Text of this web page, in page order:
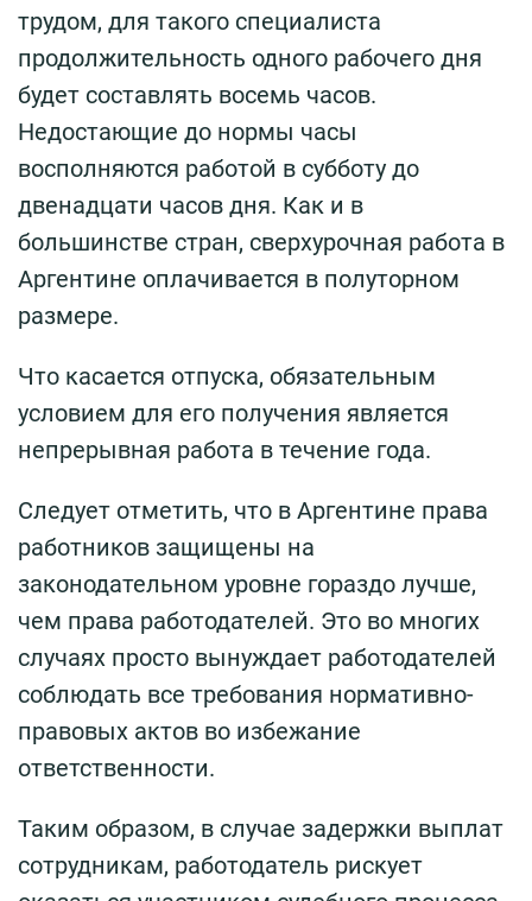
трудом, для такого специалиста
продолжительность одного рабочего дня
будет составлять восемь часов.
Недостающие до нормы часы
восполняются работой в субботу до
двенадцати часов дня. Как и в
большинстве стран, сверхурочная работа в
Аргентине оплачивается в полуторном
размере.
Что касается отпуска, обязательным
условием для его получения является
непрерывная работа в течение года.
Следует отметить, что в Аргентине права
работников защищены на
законодательном уровне гораздо лучше,
чем права работодателей. Это во многих
случаях просто вынуждает работодателей
соблюдать все требования нормативно-
правовых актов во избежание
ответственности.
Таким образом, в случае задержки выплат
сотрудникам, работодатель рискует